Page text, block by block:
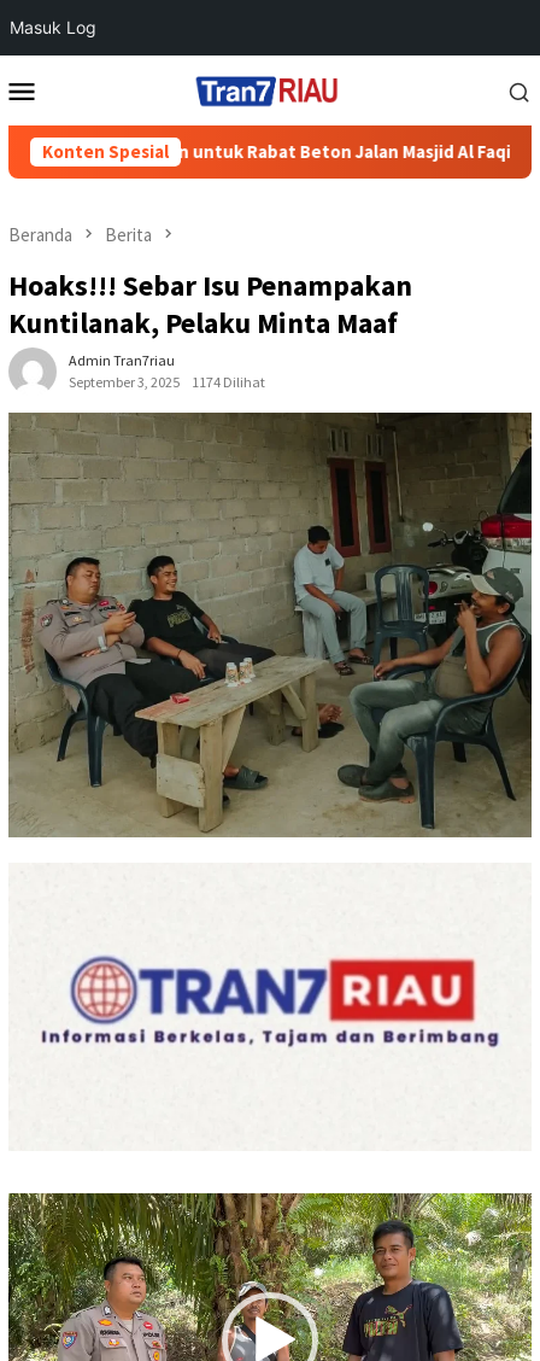
Masuk Log
ke
Mobile
Konten Spesial
untuk Rabat Beton Jalan Masjid Al Faqih Polres
Beranda Berita
Hoaks!!! Sebar Isu Penampakan
Kuntilanak, Pelaku Minta Maaf
Admin Tran7riau
September 3, 2025
1174 Dilihat
Pemutar
Video